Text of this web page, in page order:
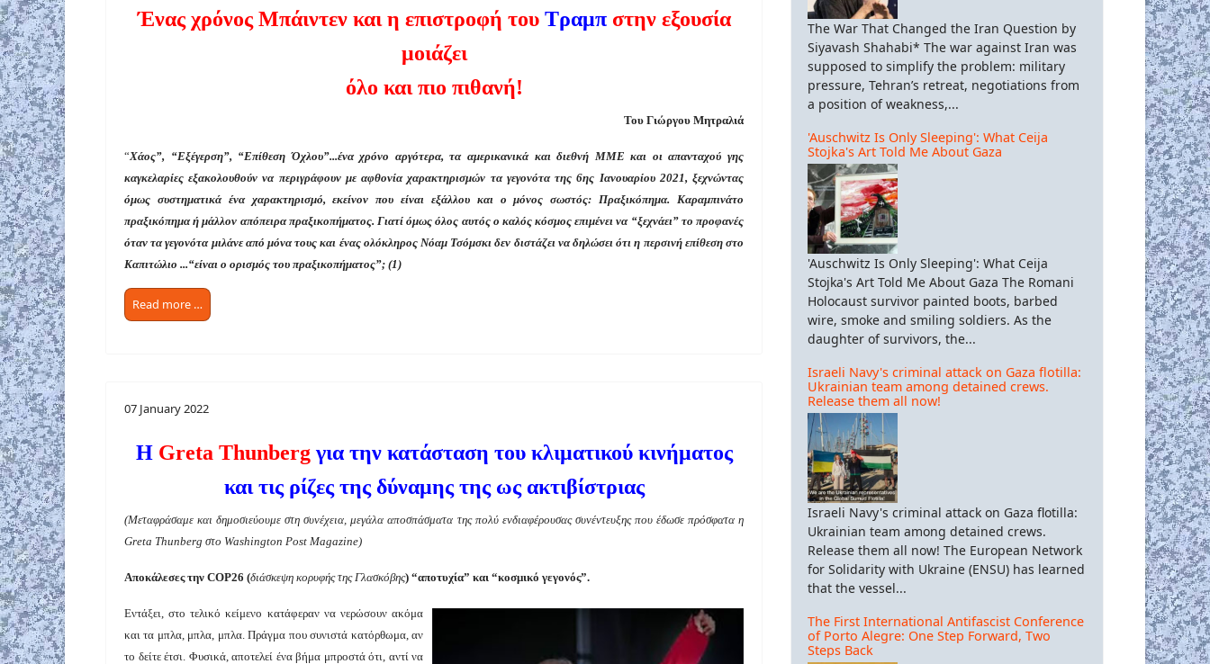
Ένας χρόνος Μπάιντεν και η επιστροφή του Τραμπ στην εξουσία
μοιάζει
όλο και πιο πιθανή!
Του Γιώργου Μητραλιά
“Χάος”, “Εξέγερση”, “Επίθεση Όχλου”...ένα χρόνο αργότερα, τα αμερικανικά και διεθνή ΜΜΕ και οι απανταχού γης
καγκελαρίες εξακολουθούν να περιγράφουν με αφθονία χαρακτηρισμών τα γεγονότα της 6ης Ιανουαρίου 2021, ξεχνώντας
όμως συστηματικά ένα χαρακτηρισμό, εκείνον που είναι εξάλλου και ο μόνος σωστός: Πραξικόπημα. Καραμπινάτο
πραξικόπημα ή μάλλον απόπειρα πραξικοπήματος. Γιατί όμως όλος αυτός ο καλός κόσμος επιμένει να “ξεχνάει” το προφανές
όταν τα γεγονότα μιλάνε από μόνα τους και ένας ολόκληρος Νόαμ Τσόμσκι δεν διστάζει να δηλώσει ότι η περσινή επίθεση στο
Καπιτώλιο ...“είναι ο ορισμός του πραξικοπήματος”; (1)
Read more …
07 January 2022
Η Greta Thunbergγια την κατάσταση του κλιματικού κινήματος
και τις ρίζες της δύναμης της ως ακτιβίστριας
(Μεταφράσαμε και δημοσιεύουμε στη συνέχεια, μεγάλα αποσπάσματα της πολύ ενδιαφέρουσας συνέντευξης που έδωσε πρόσφαταη
Greta Thunberg στο Washington Post Magazine)
Αποκάλεσες την COP26 (διάσκεψη κορυφής της Γλασκόβης) “αποτυχία” και “κοσμικό γεγονός”.
Εντάξει, στο τελικό κείμενο κατάφεραν να νερώσουν ακόμα
και τα μπλα, μπλα, μπλα. Πράγμα που συνιστά κατόρθωμα, αν
το δείτε έτσι. Φυσικά, αποτελεί ένα βήμα μπροστά ότι, αντί να
The War That Changed the Iran Question by
Siyavash Shahabi* The war against Iran was
supposed to simplify the problem: military
pressure, Tehran’s retreat, negotiations from
a position of weakness,...
'Auschwitz Is Only Sleeping': What Ceija
Stojka's Art Told Me About Gaza
'Auschwitz Is Only Sleeping': What Ceija
Stojka's Art Told Me About Gaza The Romani
Holocaust survivor painted boots, barbed
wire, smoke and smiling soldiers. As the
daughter of survivors, the...
Israeli Navy's criminal attack on Gaza flotilla:
Ukrainian team among detained crews.
Release them all now!
Israeli Navy's criminal attack on Gaza flotilla:
Ukrainian team among detained crews.
Release them all now! The European Network
for Solidarity with Ukraine (ENSU) has learned
that the vessel...
The First International Antifascist Conference
of Porto Alegre: One Step Forward, Two
Steps Back